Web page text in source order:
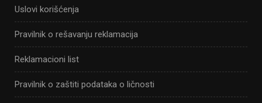
Uslovi korišćenja
Pravilnik o rešavanju reklamacija
Reklamacioni list
Pravilnik o zaštiti podataka o ličnosti